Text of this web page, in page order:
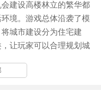
建设高楼林立的繁华都
境。游戏总体沿袭了模
城市建设分为住宅建
让玩家可以合理规划城
。